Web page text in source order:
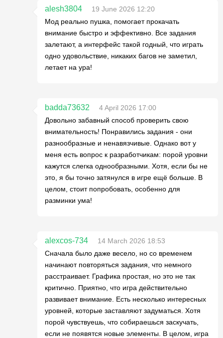
alesh3804
19 June 2026 12:20
Мод реально пушка, помогает прокачать
внимание быстро и эффективно. Все задания
залетают, а интерфейс такой годный, что играть
одно удовольствие, никаких багов не заметил,
летает на ура!
badda73632
4 April 2026 17:00
Довольно забавный способ проверить свою
внимательность! Понравились задания - они
разнообразные и ненавязчивые. Однако вот у
меня есть вопрос к разработчикам: порой уровни
кажутся слегка однообразными. Хотя, если бы не
это, я бы точно затянулся в игре ещё больше. В
целом, стоит попробовать, особенно для
разминки ума!
alexcos-734
14 March 2026 18:53
Сначала было даже весело, но со временем
начинают повторяться задания, что немного
расстраивает. Графика простая, но это не так
критично. Приятно, что игра действительно
развивает внимание. Есть несколько интересных
уровней, которые заставляют задуматься. Хотя
порой чувствуешь, что собираешься заскучать,
если не появятся новые элементы. В целом, игра